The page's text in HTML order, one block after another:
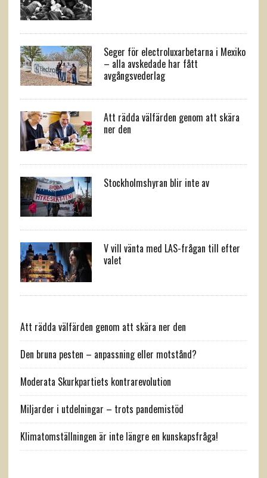
Seger för electroluxarbetarna i Mexiko
– alla avskedade har fått
avgångsvederlag
Att rädda välfärden genom att skära
ner den
Stockholmshyran blir inte av
V vill vänta med LAS-frågan till efter
valet
Att rädda välfärden genom att skära ner den
Den bruna pesten – anpassning eller motstånd?
Moderata Skurkpartiets kontrarevolution
Miljarder i utdelningar – trots pandemistöd
Klimatomställningen är inte längre en kunskapsfråga!